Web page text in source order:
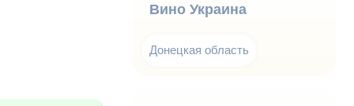
Вино Украина
Донецкая область